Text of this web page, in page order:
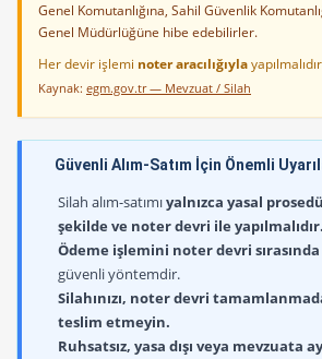
Genel Komutanlığına, Sahil Güvenlik
Genel Müdürlüğüne hibe edebilirler.
Her devir işlemi noter aracılığıyla
Kaynak: egm.gov.tr — Mevzuat / Silah
Güvenli Alım-Satım İçin Önemli
Silah alım-satımıyalnızca yasal
şekilde ve noter devri ile yapılmalıdır.
Ödeme işlemini noter devri sırasında
güvenli yöntemdir.
Silahınızı, noter devri
teslim etmeyin.
Ruhsatsız, yasa dışı veya mevzuata